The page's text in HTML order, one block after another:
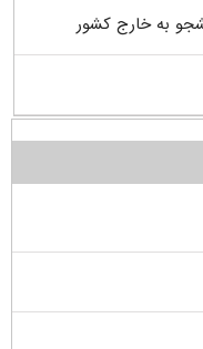
به خارج کشور